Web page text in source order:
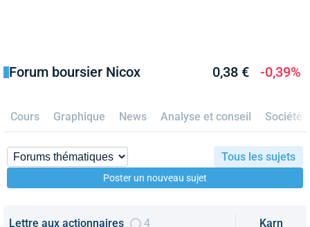
Forum boursier Nicox 0,38 € -0,39%
Cours Graphique News Analyse et conseil Société
Tous les sujets
Poster un nouveau sujet
Lettre aux actionnaires 4 Karn